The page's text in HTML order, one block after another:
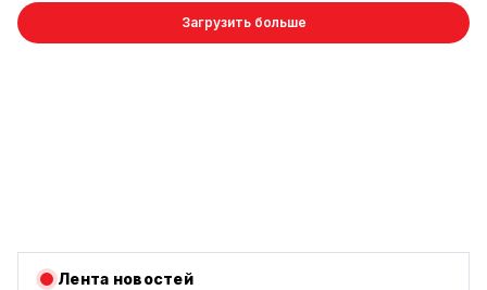
Загрузить больше
Лента новостей